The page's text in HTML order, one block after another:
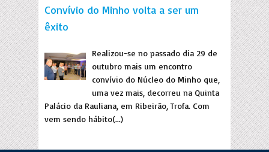
Convívio do Minho volta a ser um
êxito
Realizou-se no passado dia 29 de
outubro mais um encontro
convívio do Núcleo do Minho que,
uma vez mais, decorreu na Quinta
Palácio da Rauliana, em Ribeirão, Trofa. Com
vem sendo hábito(...)